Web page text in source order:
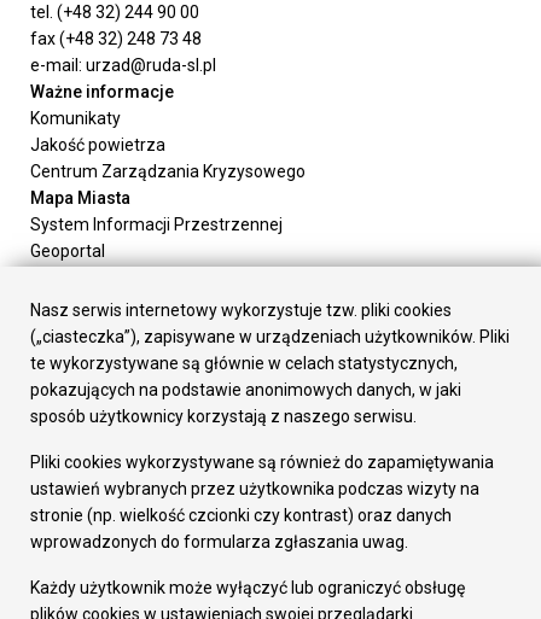
tel. (+48 32) 244 90 00
fax (+48 32) 248 73 48
e-mail: urzad@ruda-sl.pl
Ważne informacje
Komunikaty
Jakość powietrza
Centrum Zarządzania Kryzysowego
Mapa Miasta
System Informacji Przestrzennej
Geoportal
Załatw sprawę
Prezydent Miasta
Rada Miasta
Wydziały
Elektroniczna Skrzynka Podawcza
Gospodarka
Fundusze europejskie
Środki krajowe
Oferty inwestycyjne
Pozostałe
Nasz serwis internetowy wykorzystuje tzw. pliki cookies
(„ciasteczka”), zapisywane w urządzeniach użytkowników. Pliki
te wykorzystywane są głównie w celach statystycznych,
pokazujących na podstawie anonimowych danych, w jaki
sposób użytkownicy korzystają z naszego serwisu.
Pliki cookies wykorzystywane są również do zapamiętywania
ustawień wybranych przez użytkownika podczas wizyty na
stronie (np. wielkość czcionki czy kontrast) oraz danych
wprowadzonych do formularza zgłaszania uwag.
Każdy użytkownik może wyłączyć lub ograniczyć obsługę
plików cookies w ustawieniach swojej przeglądarki